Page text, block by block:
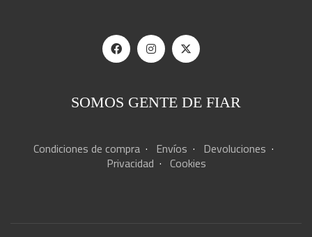
SOMOS GENTE DE FIAR
Condiciones de compra· Envíos · Devoluciones ·
Privacidad · Cookies